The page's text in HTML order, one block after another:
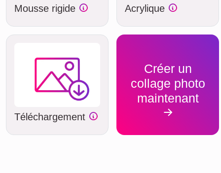
Mousse rigide Acrylique
Téléchargement
Créer un
collage photo
maintenant